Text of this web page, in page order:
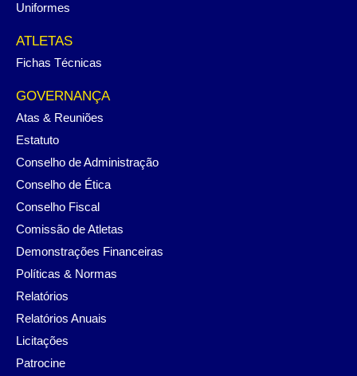
Uniformes
ATLETAS
Fichas Técnicas
GOVERNANÇA
Atas & Reuniões
Estatuto
Conselho de Administração
Conselho de Ética
Conselho Fiscal
Comissão de Atletas
Demonstrações Financeiras
Políticas & Normas
Relatórios
Relatórios Anuais
Licitações
Patrocine